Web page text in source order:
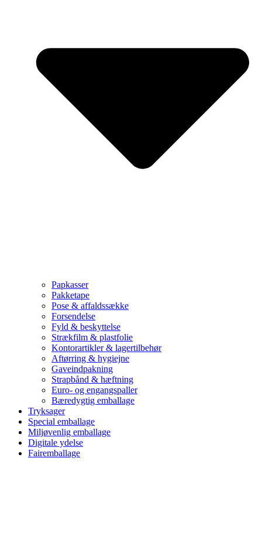
Papkasser
Pakketape
Pose & affaldssække
Forsendelse
Fyld & beskyttelse
Strækfilm & plastfolie
Kontorartikler & lagertilbehør
Aftørring & hygiejne
Gaveindpakning
Strapbånd & hæftning
Euro- og engangspaller
Bæredygtig emballage
Tryksager
Special emballage
Miljøvenlig emballage
Digitale ydelse
Fairemballage